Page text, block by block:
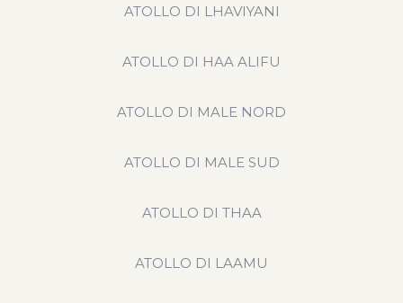
ATOLLO DI LHAVIYANI
ATOLLO DI HAA ALIFU
ATOLLO DI MALE NORD
ATOLLO DI MALE SUD
ATOLLO DI THAA
ATOLLO DI LAAMU